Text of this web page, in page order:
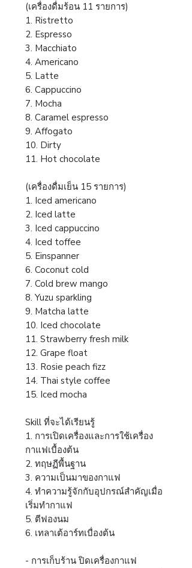
(เครื่องดื่มร้อน 11 รายการ)
1. Ristretto
2. Espresso
3. Macchiato
4. Americano
5. Latte
6. Cappuccino
7. Mocha
8. Caramel espresso
9. Affogato
10. Dirty
11. Hot chocolate
(เครื่องดื่มเย็น 15 รายการ)
1. Iced americano
2. Iced latte
3. Iced cappuccino
4. Iced toffee
5. Einspanner
6. Coconut cold
7. Cold brew mango
8. Yuzu sparkling
9. Matcha latte
10. Iced chocolate
11. Strawberry fresh milk
12. Grape float
13. Rosie peach fizz
14. Thai style coffee
15. Iced mocha
Skill ที่จะได้เรียนรู้
1. การเปิดเครื่องและการใช้เครื่อง
กาแฟเบื้องต้น
2. ทฤษฏีพื้นฐาน
3. ความเป็นมาของกาแฟ
4. ทำความรู้จักกับอุปกรณ์สำคัญเมื่อ
เริ่มทำกาแฟ
5. ตีฟองนม
6. เทลาเต้อาร์ทเบื่องต้น
- การเก็บร้าน ปิดเครื่องกาแฟ